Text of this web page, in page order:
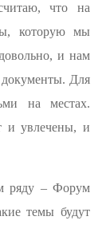
что на
которую мы
и нам
документы. Для
на местах.
и увлечены, и
ряду – Форум
темы будут